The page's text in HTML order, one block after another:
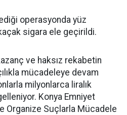
operasyonda yüz
sigara ele geçirildi.
ve haksız rekabetin
mücadeleye devam
milyonlarca liralık
Konya Emniyet
Organize Suçlarla Mücadele